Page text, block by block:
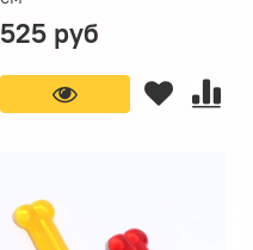
525 руб